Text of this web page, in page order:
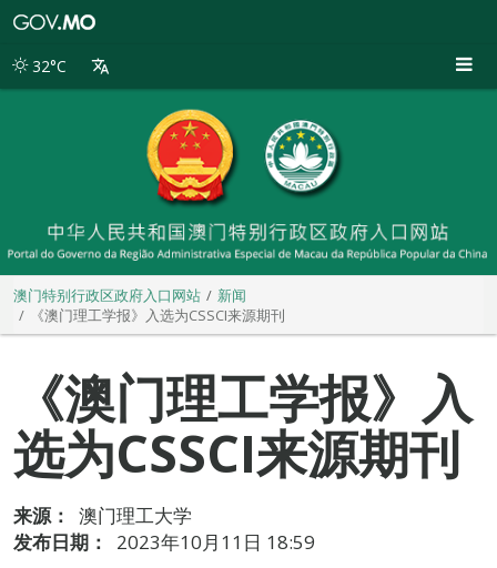
别
32°C
澳门特别行政区政府入口网站
新闻
《澳门理工学报》入选为CSSCI来源期刊
《澳门理工学报》入
选为CSSCI来源期刊
来源：
澳门理工大学
发布日期：
2023年10月11日 18:59